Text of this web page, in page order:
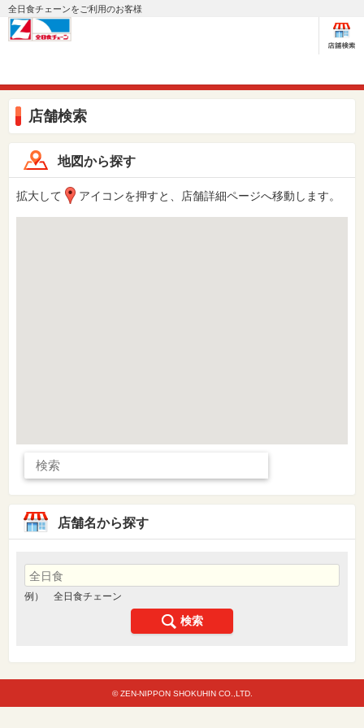
全日食チェーンをご利用のお客様
店舗検索
地図から探す
拡大して アイコンを押すと、店舗詳細ページへ移動します。
店舗名から探す
例） 全日食チェーン
検索
© ZEN-NIPPON SHOKUHIN CO.,LTD.